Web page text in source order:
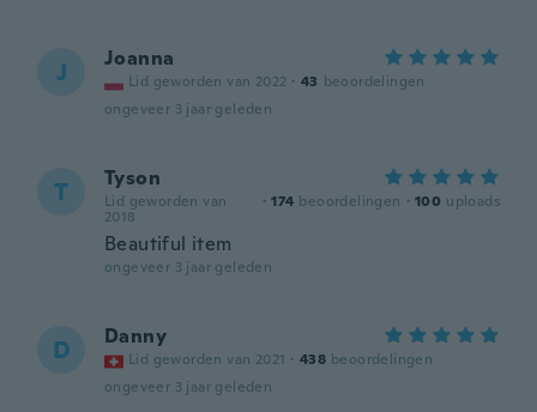
J Joanna
Lid geworden van 2022 · 43 beoordelingen
ongeveer 3 jaar geleden
T Tyson
Lid geworden van
2018
· 174 beoordelingen · 100 uploads
Beautiful item
ongeveer 3 jaar geleden
D Danny
Lid geworden van 2021 · 438 beoordelingen
ongeveer 3 jaar geleden